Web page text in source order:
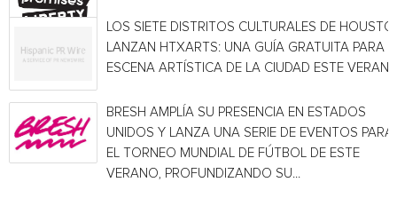
LOS SIETE DISTRITOS CULTURALES DE
LANZAN HTXARTS: UNA GUÍA GRATUITA PARA
ESCENA ARTÍSTICA DE LA CIUDAD ESTE
BRESH AMPLÍA SU PRESENCIA EN ESTADOS
UNIDOS Y LANZA UNA SERIE DE EVENTOS PARA
EL TORNEO MUNDIAL DE FÚTBOL DE ESTE
VERANO, PROFUNDIZANDO SU...